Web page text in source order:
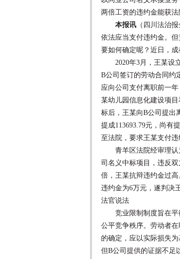
两倍工资的违约金能获法
本报讯 （四川法治
依法应当支付违约金。
要如何确定呢？近日，成
2020年3月，王某设立
B公司签订的劳动合同约
应向公司支付离职前一
某幼儿园信息化建设项
标后，王某向B公司提出
提成113693.79元，尚有
至法院，要求王某支付违
青羊区法院经审理认
司名义中标项目，违反
倍，王某抗辩违约金过
违约金为6万元，遂判决
法官说法
竞业限制制度旨在平
公平竞争秩序。劳动者
的确定，应以实际损失
但B公司提供的证据不足